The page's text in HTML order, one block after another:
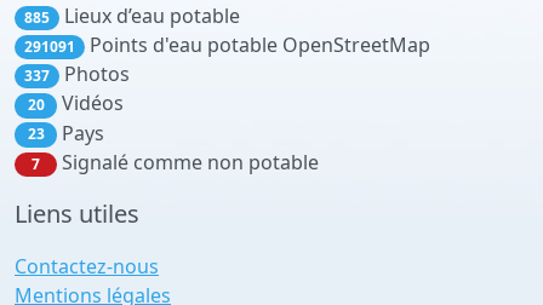
885 Lieux d’eau potable
291091 Points d'eau potable OpenStreetMap
337 Photos
20 Vidéos
23 Pays
7 Signalé comme non potable
Liens utiles
Contactez-nous
Mentions légales